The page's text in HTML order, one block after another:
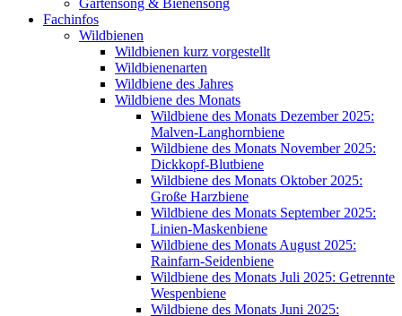
Gartensong & Bienensong
Fachinfos
Wildbienen
Wildbienen kurz vorgestellt
Wildbienenarten
Wildbiene des Jahres
Wildbiene des Monats
Wildbiene des Monats Dezember 2025:
Malven-Langhornbiene
Wildbiene des Monats November 2025:
Dickkopf-Blutbiene
Wildbiene des Monats Oktober 2025:
Große Harzbiene
Wildbiene des Monats September 2025:
Linien-Maskenbiene
Wildbiene des Monats August 2025:
Rainfarn-Seidenbiene
Wildbiene des Monats Juli 2025: Getrennte
Wespenbiene
Wildbiene des Monats Juni 2025: